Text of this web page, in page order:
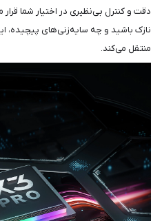
دقت و کنترل بی‌نظیری در اختیار شما
نازک باشید و چه سایه‌زنی‌های پیچیده،
منتقل می‌کند.